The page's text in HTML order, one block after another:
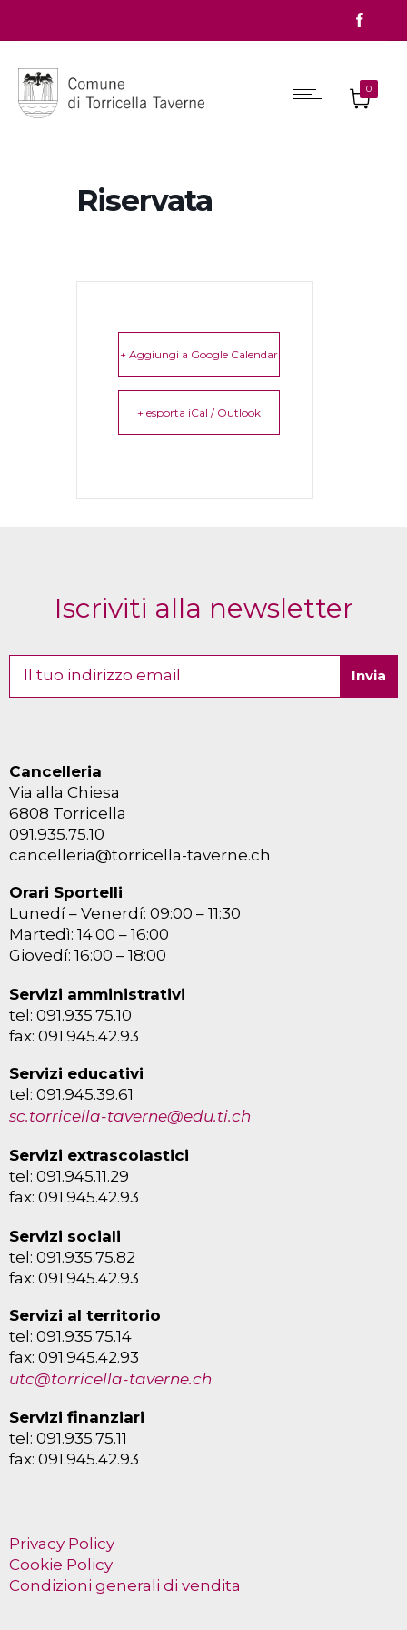
0
Riservata
+ Aggiungi a Google Calendar
+ esporta iCal / Outlook
Iscriviti alla newsletter
Cancelleria
Via alla Chiesa
6808 Torricella
091.935.75.10
cancelleria@torricella-taverne.ch
Orari Sportelli
Lunedí – Venerdí: 09:00 – 11:30
Martedì: 14:00 – 16:00
Giovedí: 16:00 – 18:00
Servizi amministrativi
tel: 091.935.75.10
fax: 091.945.42.93
Servizi educativi
tel: 091.945.39.61
sc.torricella-taverne@edu.ti.ch
Servizi extrascolastici
tel: 091.945.11.29
fax: 091.945.42.93
Servizi sociali
tel: 091.935.75.82
fax: 091.945.42.93
Servizi al territorio
tel: 091.935.75.14
fax: 091.945.42.93
utc@torricella-taverne.ch
Servizi finanziari
tel: 091.935.75.11
fax: 091.945.42.93
Privacy Policy
Cookie Policy
Condizioni generali di vendita